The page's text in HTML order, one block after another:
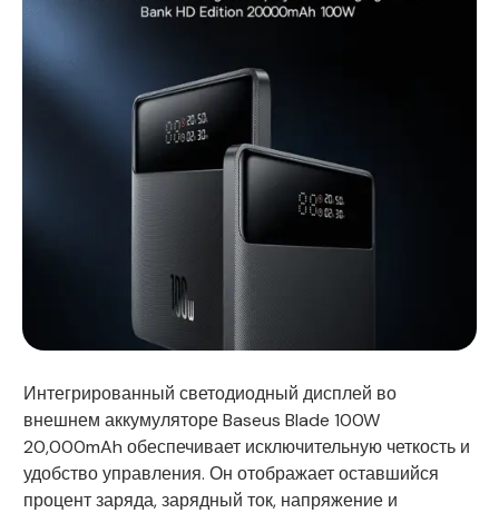
Интегрированный светодиодный дисплей во
внешнем аккумуляторе Baseus Blade 100W
20,000mAh обеспечивает исключительную четкость и
удобство управления. Он отображает оставшийся
процент заряда, зарядный ток, напряжение и